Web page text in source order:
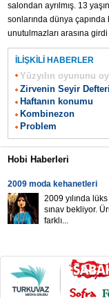
salondan ayrılmış. 13
sonlarında dünya
unutulmazları arasına
İLİŞKİLİ HABERLER
Yüzyılın oyununu
Zirvenin Seyir
Haftanın konumu
Kombinezon
Problem
Hobi Haberleri
2009 moda kehanetleri
2009 yılında
sınav bekliyor.
farklı...